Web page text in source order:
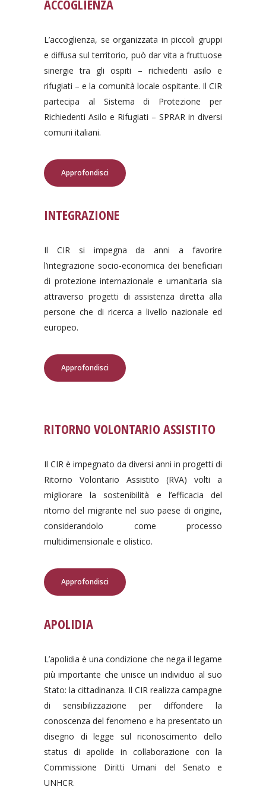
ACCOGLIENZA
L’accoglienza, se organizzata in piccoli gruppi
e diffusa sul territorio, può dar vita a fruttuose
sinergie tra gli ospiti – richiedenti asilo e
rifugiati – e la comunità locale ospitante. Il CIR
partecipa al Sistema di Protezione per
Richiedenti Asilo e Rifugiati – SPRAR in diversi
comuni italiani.
Approfondisci
INTEGRAZIONE
Il CIR si impegna da anni a favorire
l’integrazione socio-economica dei beneficiari
di protezione internazionale e umanitaria sia
attraverso progetti di assistenza diretta alla
persone che di ricerca a livello nazionale ed
europeo.
Approfondisci
RITORNO VOLONTARIO ASSISTITO
Il CIR è impegnato da diversi anni in progetti di
Ritorno Volontario Assistito (RVA) volti a
migliorare la sostenibilità e l’efficacia del
ritorno del migrante nel suo paese di origine,
considerandolo come processo
multidimensionale e olistico.
Approfondisci
APOLIDIA
L’apolidia è una condizione che nega il legame
più importante che unisce un individuo al suo
Stato: la cittadinanza. Il CIR realizza campagne
di sensibilizzazione per diffondere la
conoscenza del fenomeno e ha presentato un
disegno di legge sul riconoscimento dello
status di apolide in collaborazione con la
Commissione Diritti Umani del Senato e
UNHCR.